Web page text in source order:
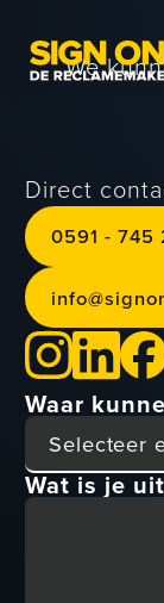
We
Waar
Wat is je
Direct
0591 - 745
info@signo